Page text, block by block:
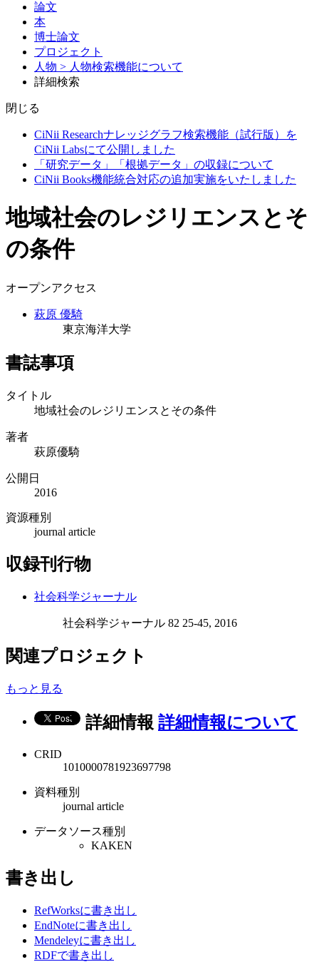
論文
本
博士論文
プロジェクト
人物 > 人物検索機能について
詳細検索
閉じる
CiNii Researchナレッジグラフ検索機能（試行版）を
CiNii Labsにて公開しました
「研究データ」「根拠データ」の収録について
CiNii Books機能統合対応の追加実施をいたしました
地域社会のレジリエンスとそ
の条件
オープンアクセス
萩原 優騎
東京海洋大学
書誌事項
タイトル
地域社会のレジリエンスとその条件
著者
萩原優騎
公開日
2016
資源種別
journal article
収録刊行物
社会科学ジャーナル
社会科学ジャーナル 82 25-45, 2016
関連プロジェクト
もっと見る
詳細情報 詳細情報について
CRID
1010000781923697798
資料種別
journal article
データソース種別
KAKEN
書き出し
RefWorksに書き出し
EndNoteに書き出し
Mendeleyに書き出し
RDFで書き出し